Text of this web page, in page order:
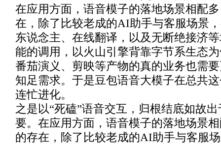
在应用方面，语音模子的落地场景相配
在，除了比较老成的AI助手与客服场景
东说念主、在线翻译，以及无断绝接济
能的调用，以火山引擎背靠字节系生态
番茄演义、剪映等产物的真的业务也需
知足需求。于是豆包语音大模子在总共
连忙进化。
之是以“死磕”语音交互，归根结底如故
要。在应用方面，语音模子的落地场景
的存在，除了比较老成的AI助手与客服